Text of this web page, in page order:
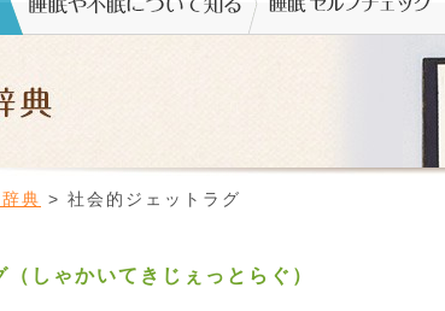
典 > 社会的ジェットラグ
しゃかいてきじぇっとらぐ）